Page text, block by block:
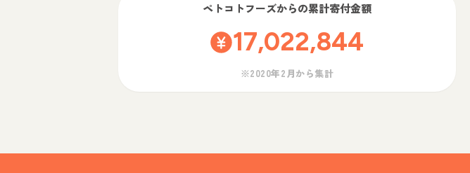
ペトコトフーズからの累計寄付金額
17,022,844
※2020年2月から集計